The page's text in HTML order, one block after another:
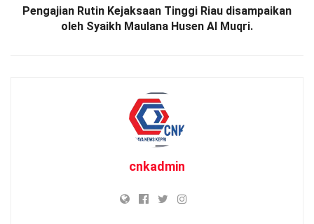
Pengajian Rutin Kejaksaan Tinggi Riau disampaikan
oleh Syaikh Maulana Husen Al Muqri.
cnkadmin